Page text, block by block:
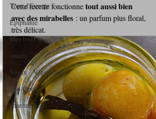
Tour d'Europe
Epiphanie
Mes trucs et astuces !
sauces
Vegan - Végétarien
Sud Ouest
charcuterie
Cette recette fonctionne tout aussi bien
avec des mirabelles : un parfum plus floral,
très délicat.